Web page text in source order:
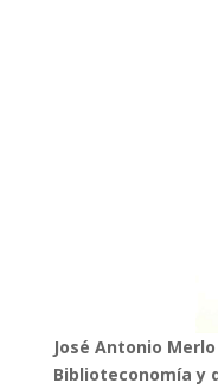
José Antonio
Biblioteconomía y